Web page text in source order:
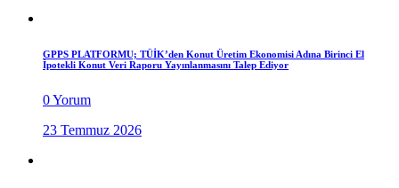
GPPS PLATFORMU; TÜİK’den Konut Üretim Ekonomisi Adına Birinci El
İpotekli Konut Veri Raporu Yayınlanmasını Talep Ediyor
0 Yorum
23 Temmuz 2026